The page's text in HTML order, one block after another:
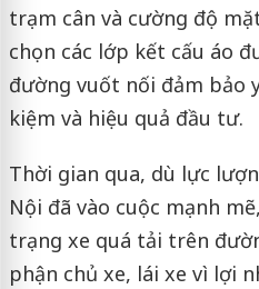
trạm cân và cường độ
chọn các lớp kết cấu áo
đường vuốt nối đảm bảo
kiệm và hiệu quả đầu tư.
Thời gian qua, dù lực
Nội đã vào cuộc mạnh
trạng xe quá tải trên
phận chủ xe, lái xe vì lợi